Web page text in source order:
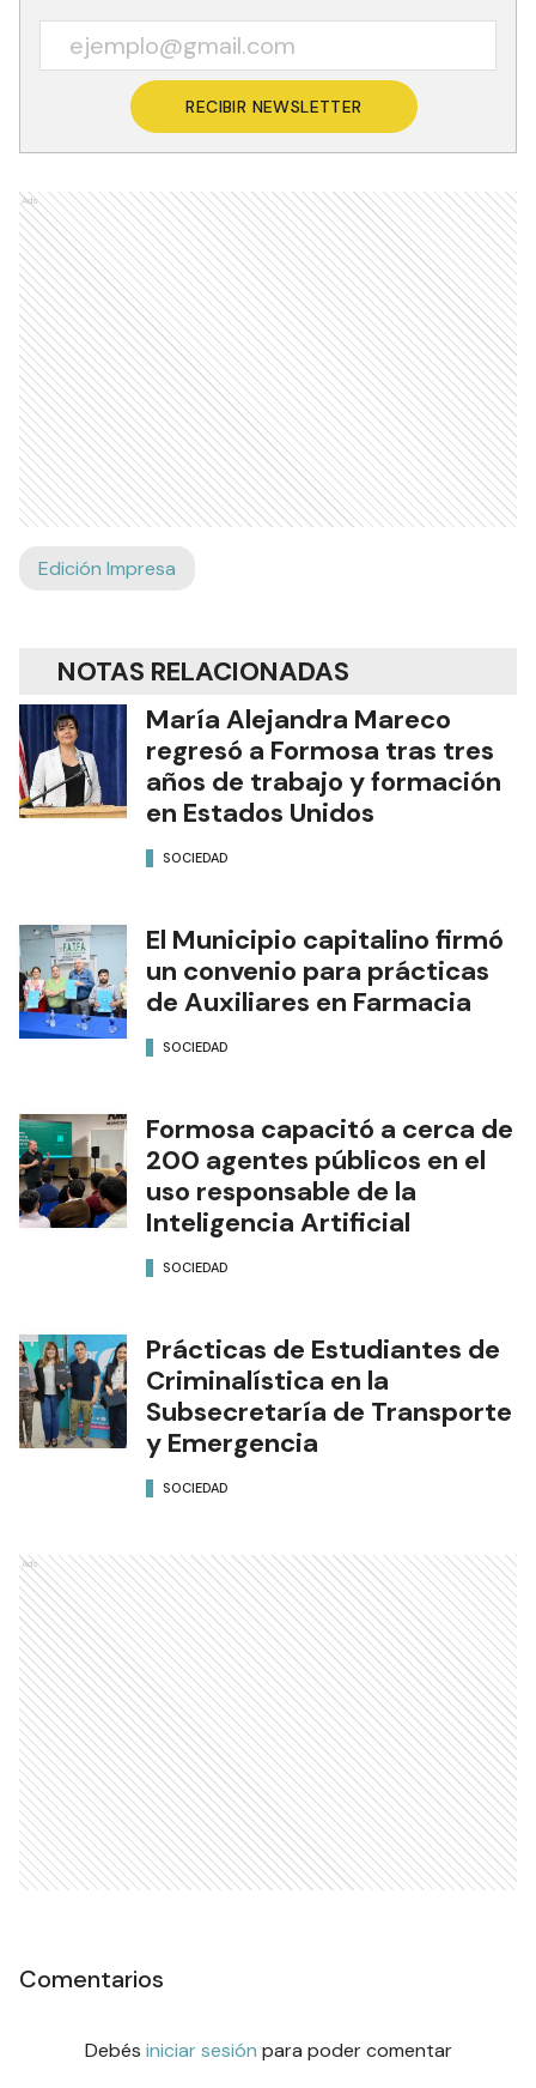
RECIBIR NEWSLETTER
Ads
Edición Impresa
NOTAS RELACIONADAS
María Alejandra Mareco
regresó a Formosa tras tres
años de trabajo y formación
en Estados Unidos
SOCIEDAD
El Municipio capitalino firmó
un convenio para prácticas
de Auxiliares en Farmacia
SOCIEDAD
Formosa capacitó a cerca de
200 agentes públicos en el
uso responsable de la
Inteligencia Artificial
SOCIEDAD
Prácticas de Estudiantes de
Criminalística en la
Subsecretaría de Transporte
y Emergencia
SOCIEDAD
Ads
Comentarios
Debés iniciar sesión para poder comentar